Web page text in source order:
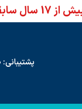
سابقه
پشتیبانی: 66960950-021